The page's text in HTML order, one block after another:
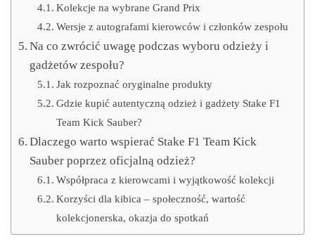
Kolekcje na wybrane Grand Prix
Wersje z autografami kierowców i członków zespołu
Na co zwrócić uwagę podczas wyboru odzieży i
gadżetów zespołu?
Jak rozpoznać oryginalne produkty
Gdzie kupić autentyczną odzież i gadżety Stake F1
Team Kick Sauber?
Dlaczego warto wspierać Stake F1 Team Kick
Sauber poprzez oficjalną odzież?
Współpraca z kierowcami i wyjątkowość kolekcji
Korzyści dla kibica – społeczność, wartość
kolekcjonerska, okazja do spotkań